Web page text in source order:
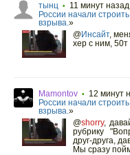
тынц • 11 минут назад
России начали
взрыва.»
@Инсайт,
хер с ним,
Mamontov • 12 минут
России начали
взрыва.»
@shorry,
рубрику
друг-друга,
Мы сразу